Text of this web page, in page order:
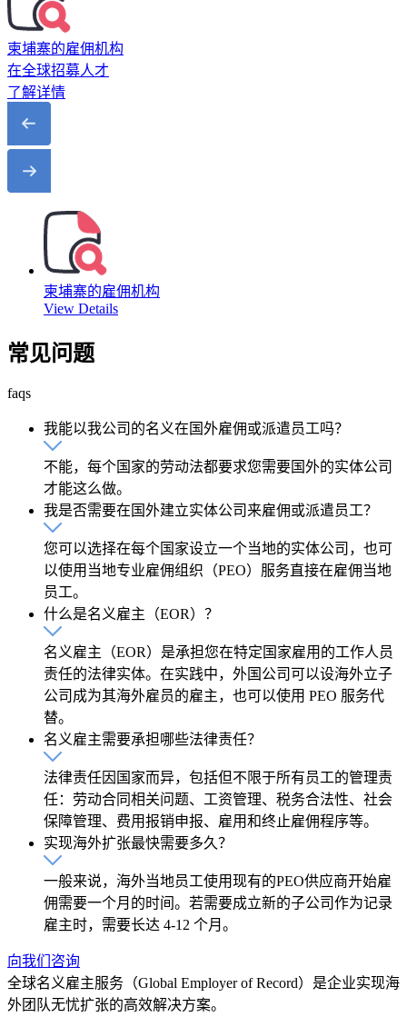
柬埔寨的雇佣机构
在全球招募人才
了解详情
柬埔寨的雇佣机构
View Details
常见问题
faqs
我能以我公司的名义在国外雇佣或派遣员工吗？
不能，每个国家的劳动法都要求您需要国外的实体公司
才能这么做。
我是否需要在国外建立实体公司来雇佣或派遣员工？
您可以选择在每个国家设立一个当地的实体公司，也可
以使用当地专业雇佣组织（PEO）服务直接在雇佣当地
员工。
什么是名义雇主（EOR）？
名义雇主（EOR）是承担您在特定国家雇用的工作人员
责任的法律实体。在实践中，外国公司可以设海外立子
公司成为其海外雇员的雇主，也可以使用 PEO 服务代
替。
名义雇主需要承担哪些法律责任？
法律责任因国家而异，包括但不限于所有员工的管理责
任：劳动合同相关问题、工资管理、税务合法性、社会
保障管理、费用报销申报、雇用和终止雇佣程序等。
实现海外扩张最快需要多久？
一般来说，海外当地员工使用现有的PEO供应商开始雇
佣需要一个月的时间。若需要成立新的子公司作为记录
雇主时，需要长达 4-12 个月。
向我们咨询
全球名义雇主服务（Global Employer of Record）是企业实现海
外团队无忧扩张的高效解决方案。